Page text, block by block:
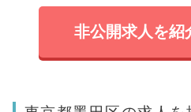
非公開求人を紹